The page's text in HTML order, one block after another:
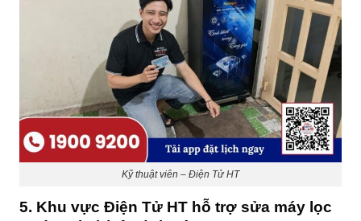
Kỹ thuật viên – Điện Tử HT
5. Khu vực Điện Tử HT hỗ trợ sửa máy lọc